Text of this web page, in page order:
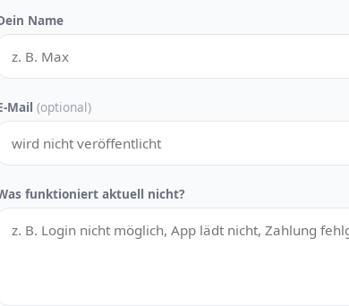
Name
Mail (optional)
funktioniert aktuell nicht?